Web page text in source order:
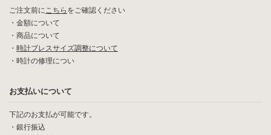
ご注文前にこちら をご確認ください
・ 金額について
・ 商品について
・ 時計ブレスサイズ調整について
・ 時計の修理につい
お支払いについて
下記のお支払が可能です。
・銀行振込